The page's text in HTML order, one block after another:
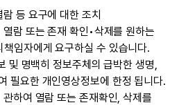
등 요구에 대한 조치
람 또는 존재 확인•삭제를 원하는
임자에게 요구하실 수 있습니다.
및 명백히 정보주체의 급박한 생명,
필요한 개인영상정보에 한정 됩니다.
하여 열람 또는 존재확인, 삭제를